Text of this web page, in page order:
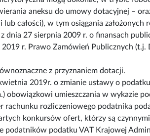
aneksu do umowy dotacyjnej –
całości), w tym osiągania założonych
27 sierpnia 2009 r. o finansach
r. Prawo Zamówień Publicznych (t.j.
z przyznaniem dotacji.
2019r. o zmianie ustawy o
obowiązkowi umieszczania w wykazie
rozliczeniowego podatnika
konkursów ofert, którzy są
podatku VAT Krajowej